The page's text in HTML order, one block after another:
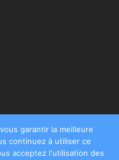
de la province de
garantir la meilleure
continuez à utiliser ce
acceptez l'utilisation des